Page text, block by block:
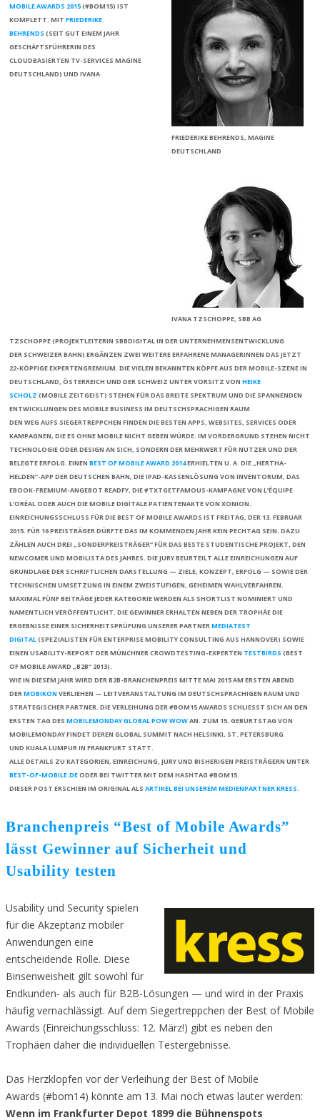
FRIEDERIKE BEHRENDS, MAGINE
DEUTSCHLAND
IVANA TZSCHOPPE, SBB AG
MOBILE AWARDS 2015(#BOM15) IST
KOMPLETT. MIT FRIEDERIKE
BEHRENDS (SEIT GUT EINEM JAHR
GESCHÄFTSFÜHRERIN DES
CLOUDBASIERTEN TV-SERVICES MAGINE
DEUTSCHLAND) UND IVANA
TZSCHOPPE(PROJEKTLEITERIN SBBDIGITALIN DER UNTERNEHMENSENTWICKLUNG
DER SCHWEIZER BAHN) ERGÄNZEN ZWEI WEITERE ERFAHRENE MANAGERINNEN DAS JETZT
22-KÖPFIGE EXPERTENGREMIUM. DIE VIELEN BEKANNTEN KÖPFE AUS DER MOBILE-SZENE IN
DEUTSCHLAND, ÖSTERREICH UND DER SCHWEIZ UNTER VORSITZ VON HEIKE
SCHOLZ (MOBILE ZEITGEIST) STEHEN FÜR DAS BREITE SPEKTRUM UND DIE SPANNENDEN
ENTWICKLUNGEN DES MOBILE BUSINESS IM DEUTSCHSPRACHIGEN RAUM.
DEN WEG AUFS SIEGERTREPPCHEN FINDEN DIE BESTEN APPS, WEBSITES, SERVICES ODER
KAMPAGNEN, DIE ES OHNE MOBILE NICHT GEBEN WÜRDE. IM VORDERGRUND STEHEN NICHT
TECHNOLOGIE ODER DESIGN AN SICH, SONDERN DER MEHRWERT FÜR NUTZER UND DER
BELEGTE ERFOLG. EINEN BEST OF MOBILE AWARD 2014ERHIELTEN U. A. DIE „HERTHA-
HELDEN“-APP DERDEUTSCHEN BAHN, DIEIPAD-KASSENLÖSUNG VON INVENTORUM, DAS
EBOOK-FREMIUM-ANGEBOT READFY, DIE #TXTGETFAMOUS-KAMPAGNE VON L’ÉQUIPE
L’ORÉALODER AUCH DIE MOBILE DIGITALE PATIENTENAKTE VON XONION.
EINREICHUNGSSCHLUSS FÜR DIE BEST OF MOBILE AWARDS IST FREITAG, DER 13. FEBRUAR
2015. FÜR 16 PREISTRÄGER DÜRFTE DAS IM KOMMENDEN JAHR KEIN PECHTAG SEIN. DAZU
ZÄHLEN AUCH DREI „SONDERPREISTRÄGER“ FÜR DAS BESTE STUDENTISCHE PROJEKT, DEN
NEWCOMER UND MOBILISTA DES JAHRES. DIE JURY BEURTEILT ALLE EINREICHUNGEN AUF
GRUNDLAGE DER SCHRIFTLICHEN DARSTELLUNG — ZIELE, KONZEPT, ERFOLG — SOWIE DER
TECHNISCHEN UMSETZUNG IN EINEM ZWEISTUFIGEN, GEHEIMEN WAHLVERFAHREN.
MAXIMAL FÜNF BEITRÄGE JEDER KATEGORIE WERDEN ALS SHORTLIST NOMINIERT UND
NAMENTLICH VERÖFFENTLICHT. DIE GEWINNER ERHALTEN NEBEN DER TROPHÄE DIE
ERGEBNISSE EINER SICHERHEITSPRÜFUNG UNSERER PARTNERMEDIATEST
DIGITAL(SPEZIALISTEN FÜR ENTERPRISE MOBILITY CONSULTING AUS HANNOVER) SOWIE
EINEN USABILITY-REPORT DER MÜNCHNER CROWDTESTING-EXPERTEN TESTBIRDS (BEST
OF MOBILE AWARD „B2B“ 2013).
WIE IN DIESEM JAHR WIRD DER B2B-BRANCHENPREIS MITTE MAI 2015 AM ERSTEN ABEND
DERMOBIKON VERLIEHEN — LEITVERANSTALTUNG IM DEUTSCHSPRACHIGEN RAUM UND
STRATEGISCHER PARTNER. DIE VERLEIHUNG DER #BOM15 AWARDS SCHLIESST SICH AN DEN E
RSTEN TAG DES MOBILEMONDAY GLOBAL POW WOWAN. ZUM 15. GEBURTSTAG VON
MOBILEMONDAY FINDET DEREN GLOBAL SUMMIT NACH HELSINKI, ST. PETERSBURG
UND KUALA LUMPUR IN FRANKFURT STATT.
ALLE DETAILS ZU KATEGORIEN, EINREICHUNG, JURY UND BISHERIGEN PREISTRÄGERN UNTER
BEST-OF-MOBILE.DEODER BEI TWITTER MIT DEM HASHTAG #BOM15.
DIESER POST ERSCHIEN IM ORIGINAL ALS ARTIKEL BEI UNSEREM MEDIENPARTNERKRESS.
Branchenpreis “Best of Mobile Awards”
lässt Gewinner auf Sicherheit und
Usability testen
Usability und Security spielen
für die Akzeptanz mobiler
Anwendungen eine
entscheidende Rolle. Diese
Binsenweisheit gilt sowohl für
Endkunden- als auch für B2B-Lösungen — und wird in der Praxis
häufig vernachlässigt. Auf dem Siegertreppchen der Best of Mobile
Awards (Einreichungsschluss: 12. März!) gibt es neben den
Trophäen daher die individuellen Testergebnisse.
Das Herzklopfen vor der Verleihung der Best of Mobile
Awards (#bom14) könnte am 13. Mai noch etwas lauter werden:
Wenn im Frankfurter Depot 1899 die Bühnenspots